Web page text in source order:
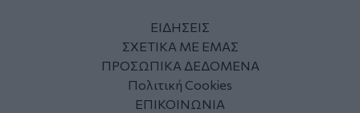
ΕΙΔΗΣΕΙΣ
ΣΧΕΤΙΚΑ ΜΕ ΕΜΑΣ
ΠΡΟΣΩΠΙΚΑ ΔΕΔΟΜΕΝΑ
Πολιτική Cookies
ΕΠΙΚΟΙΝΩΝΙΑ